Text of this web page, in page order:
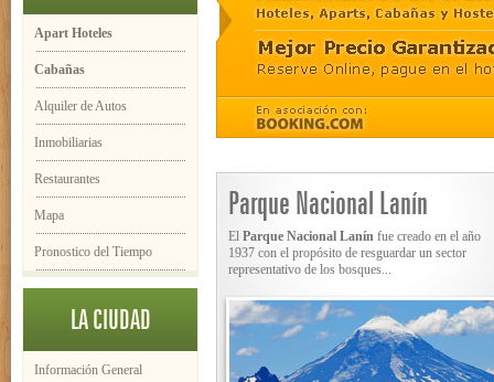
Apart Hoteles
Cabañas
Alquiler de Autos
Inmobiliarias
Restaurantes
Mapa
Pronostico del Tiempo
LA CIUDAD
Información General
Parque Nacional Lanín
El Parque Nacional Lanín fue creado en el año
1937 con el propósito de resguardar un sector
representativo de los bosques...